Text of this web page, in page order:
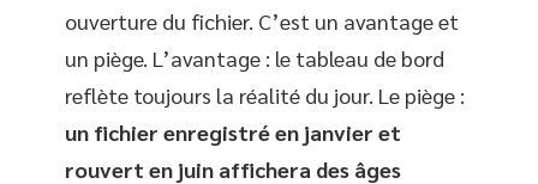
ouverture du fichier. C’est un avantage et
un piège. L’avantage : le tableau de bord
reflète toujours la réalité du jour. Le piège :
un fichier enregistré en janvier et
rouvert en juin affichera des âges